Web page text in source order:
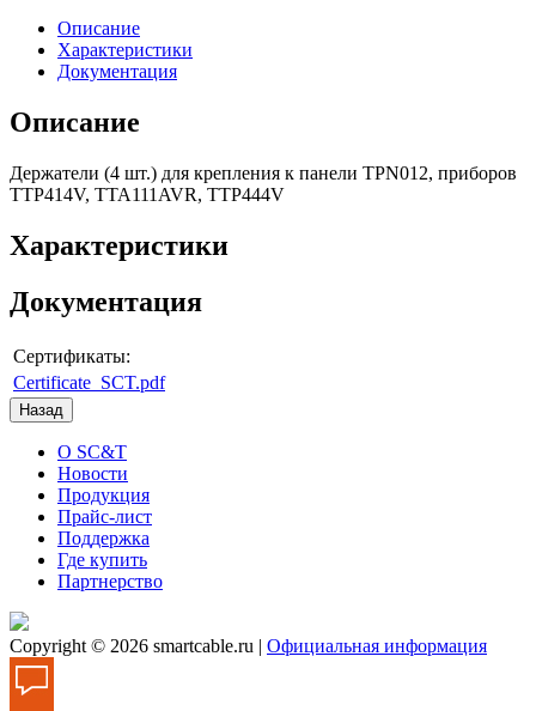
Описание
Характеристики
Документация
Описание
Держатели (4 шт.) для крепления к панели TPN012, приборов
TTP414V, TTA111AVR, TTP444V
Характеристики
Документация
Сертификаты:
Certificate_SCT.pdf
О SC&T
Новости
Продукция
Прайс-лист
Поддержка
Где купить
Партнерство
Copyright © 2026 smartcable.ru | Официальная информация